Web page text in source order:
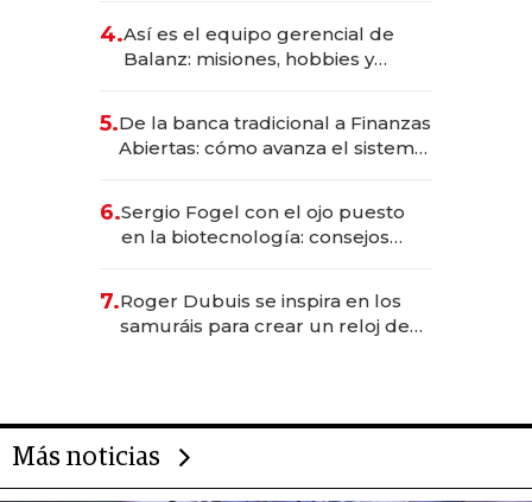
4.Así es el equipo gerencial de
Balanz: misiones, hobbies y
5.De la banca tradicional a Finanzas
Abiertas: cómo avanza el sistema
6.Sergio Fogel con el ojo puesto
en la biotecnología: consejos
rol de la IA
7.Roger Dubuis se inspira en los
samuráis para crear un reloj de
Más noticias